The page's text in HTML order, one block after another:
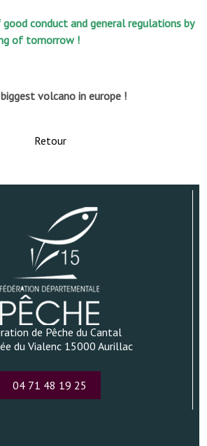
conduct and general regulations by
of tomorrow !
volcano in europe !
Retour
de Pêche du Cantal
du Vialenc 15000 Aurillac
04 71 48 19 25